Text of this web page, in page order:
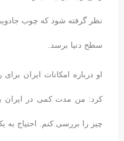
نظر گرفته شود که چوب جادویی
سطح دنیا برسد.
او درباره امکانات ایران
کرد: من مدت کمی در ایران
چیز را بررسی کنم. احتیاج به